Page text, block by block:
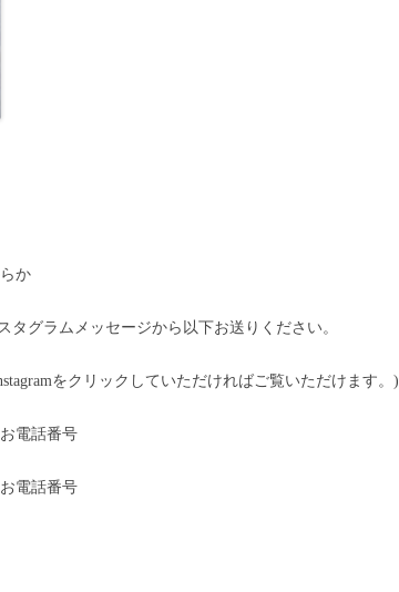
か
グラムメッセージから以下お送りください。
をクリックしていただければご覧いただけます。)
電話番号
電話番号